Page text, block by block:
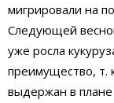
мигрировали на
Следующей
уже росла
преимущество, т.
выдержан в плане